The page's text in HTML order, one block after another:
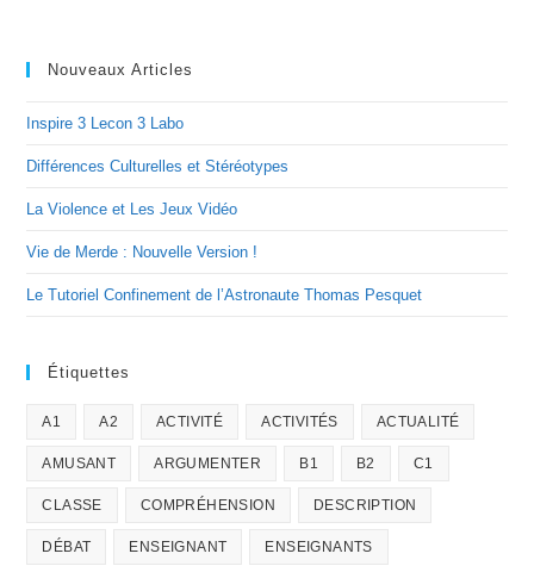
Nouveaux Articles
Inspire 3 Lecon 3 Labo
Différences Culturelles et Stéréotypes
La Violence et Les Jeux Vidéo
Vie de Merde : Nouvelle Version !
Le Tutoriel Confinement de l’Astronaute Thomas Pesquet
Étiquettes
A1 A2 ACTIVITÉ ACTIVITÉS ACTUALITÉ
AMUSANT ARGUMENTER B1 B2 C1
CLASSE COMPRÉHENSION DESCRIPTION
DÉBAT ENSEIGNANT ENSEIGNANTS